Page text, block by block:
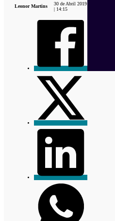
Leonor Martins
30 de Abril 2019
| 14:15